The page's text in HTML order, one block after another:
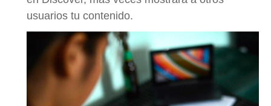
usuarios tu contenido.